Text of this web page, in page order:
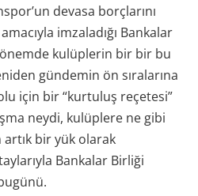
devasa borçlarını
imzaladığı Bankalar
kulüplerin bir bir bu
gündemin ön sıralarına
için bir “kurtuluş reçetesi”
neydi, kulüplere ne gibi
bir yük olarak
Bankalar Birliği